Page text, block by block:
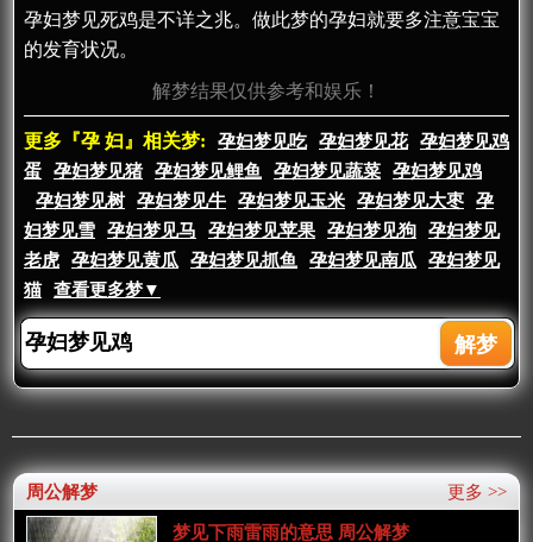
孕妇梦见死鸡是不详之兆。做此梦的孕妇就要多注意宝宝
的发育状况。
解梦结果仅供参考和娱乐！
更多『孕 妇』相关梦: 孕妇梦见吃 孕妇梦见花
孕妇梦见鸡
蛋
孕妇梦见猪 孕妇梦见鲤鱼 孕妇梦见蔬菜
孕妇梦见鸡
孕妇梦见树
孕妇梦见牛 孕妇梦见玉米 孕妇梦见大枣
孕
妇梦见雪
孕妇梦见马 孕妇梦见苹果 孕妇梦见狗
孕妇梦见
老虎
孕妇梦见黄瓜 孕妇梦见抓鱼 孕妇梦见南瓜
孕妇梦见
猫
查看更多梦▼
更多 >>
周公解梦
梦见下雨雷雨的意思 周公解梦